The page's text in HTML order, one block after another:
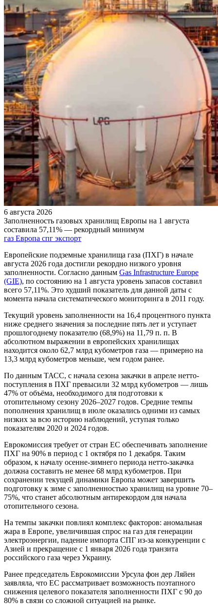
6 августа 2026
Заполненность газовых хранилищ Европы на 1 августа
составила 57,11% — рекордный минимум
газ Европа спг экспорт
Европейские подземные хранилища газа (ПХГ) в начале
августа 2026 года достигли рекордно низкого уровня
заполненности. Согласно данным Gas Infrastructure Europe
(GIE), по состоянию на 1 августа уровень запасов составил
всего 57,11%. Это худший показатель для данной даты с
момента начала систематического мониторинга в 2011 году.
Текущий уровень заполненности на 16,4 процентного пункта
ниже среднего значения за последние пять лет и уступает
прошлогоднему показателю (68,9%) на 11,79 п. п. В
абсолютном выражении в европейских хранилищах
находится около 62,7 млрд кубометров газа — примерно на
13,3 млрд кубометров меньше, чем годом ранее.
По данным ТАСС, с начала сезона закачки в апреле нетто-
поступления в ПХГ превысили 32 млрд кубометров — лишь
47% от объёма, необходимого для подготовки к
отопительному сезону 2026–2027 годов. Средние темпы
пополнения хранилищ в июле оказались одними из самых
низких за всю историю наблюдений, уступая только
показателям 2020 и 2024 годов.
Еврокомиссия требует от стран ЕС обеспечивать заполнение
ПХГ на 90% в период с 1 октября по 1 декабря. Таким
образом, к началу осенне-зимнего периода нетто-закачка
должна составить не менее 68 млрд кубометров. При
сохранении текущей динамики Европа может завершить
подготовку к зиме с заполненностью хранилищ на уровне 70–
75%, что станет абсолютным антирекордом для начала
отопительного сезона.
На темпы закачки повлиял комплекс факторов: аномальная
жара в Европе, увеличившая спрос на газ для генерации
электроэнергии, падение импорта СПГ из-за конкуренции с
Азией и прекращение с 1 января 2026 года транзита
российского газа через Украину.
Ранее председатель Еврокомиссии Урсула фон дер Ляйен
заявляла, что ЕС рассматривает возможность поэтапного
снижения целевого показателя заполненности ПХГ с 90 до
80% в связи со сложной ситуацией на рынке.